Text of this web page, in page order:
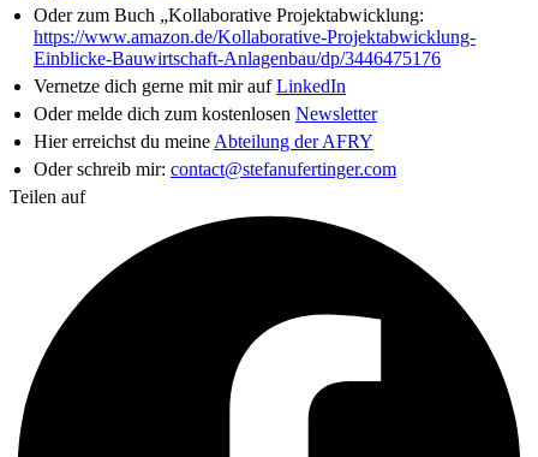
Oder zum Buch „Kollaborative Projektabwicklung:
https://www.amazon.de/Kollaborative-Projektabwicklung-
Einblicke-Bauwirtschaft-Anlagenbau/dp/3446475176
Vernetze dich gerne mit mir aufLinkedIn
Oder melde dich zum kostenlosen Newsletter
Hier erreichst du meine Abteilung der AFRY
Oder schreib mir: contact@stefanufertinger.com
Teilen auf